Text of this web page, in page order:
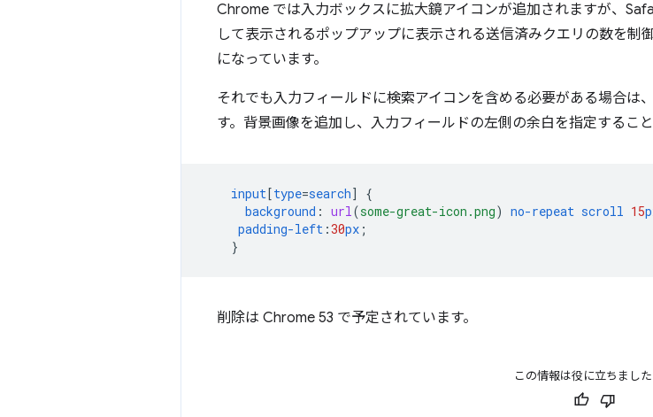
Chrome では入力ボックスに拡大鏡アイコンが追加されますが、
して表示されるポップアップに表示される送信済みクエリの数を制
になっています。
それでも入力フィールドに検索アイコンを含める必要がある場合は
す。背景画像を追加し、入力フィールドの左側の余白を指定するこ
input[type=search]
{
background : url(some-great-icon.png) no-repeat scroll 15
padding-left :30px ;
}
削除は Chrome 53 で予定されています。
この情報は役に立ちました